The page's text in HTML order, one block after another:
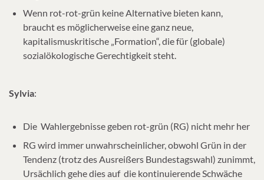
Wenn rot-rot-grün keine Alternative bieten kann,
braucht es möglicherweise eine ganz neue,
kapitalismuskritische „Formation“, die für (globale)
sozialökologische Gerechtigkeit steht.
Sylvia:
Die Wahlergebnisse geben rot-grün (RG) nicht mehr her
RG wird immer unwahrscheinlicher, obwohl Grün in der
Tendenz (trotz des Ausreißers Bundestagswahl) zunimmt,
Ursächlich gehe dies auf die kontinuierende Schwäche